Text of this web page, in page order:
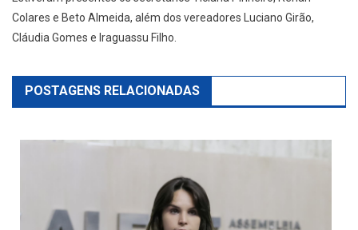
Colares e Beto Almeida, além dos vereadores Luciano Girão,
Cláudia Gomes e Iraguassu Filho.
POSTAGENS RELACIONADAS